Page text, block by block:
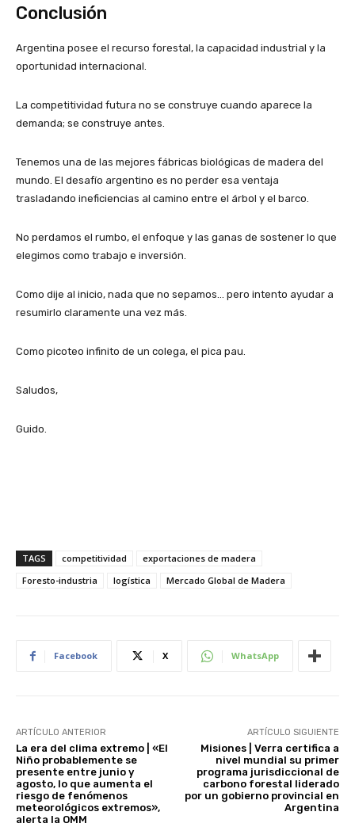
Conclusión
Argentina posee el recurso forestal, la capacidad industrial y la
oportunidad internacional.
La competitividad futura no se construye cuando aparece la
demanda; se construye antes.
Tenemos una de las mejores fábricas biológicas de madera del
mundo. El desafío argentino es no perder esa ventaja
trasladando ineficiencias al camino entre el árbol y el barco.
No perdamos el rumbo, el enfoque y las ganas de sostener lo que
elegimos como trabajo e inversión.
Como dije al inicio, nada que no sepamos… pero intento ayudar a
resumirlo claramente una vez más.
Como picoteo infinito de un colega, el pica pau.
Saludos,
Guido.
TAGS competitividad
exportaciones de madera
Foresto-industria
logística Mercado Global de Madera
Facebook X WhatsApp
ARTÍCULO ANTERIOR
La era del clima extremo | «El
Niño probablemente se
presente entre junio y
agosto, lo que aumenta el
riesgo de fenómenos
meteorológicos extremos»,
alerta la OMM
ARTÍCULO SIGUIENTE
Misiones | Verra certifica a
nivel mundial su primer
programa jurisdiccional de
carbono forestal liderado
por un gobierno provincial en
Argentina